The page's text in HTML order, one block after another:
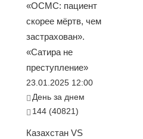
«ОСМС: пациент
скорее мёртв, чем
застрахован».
«Сатира не
преступление»
23.01.2025 12:00
День за днем
144 (40821)
Казахстан VS